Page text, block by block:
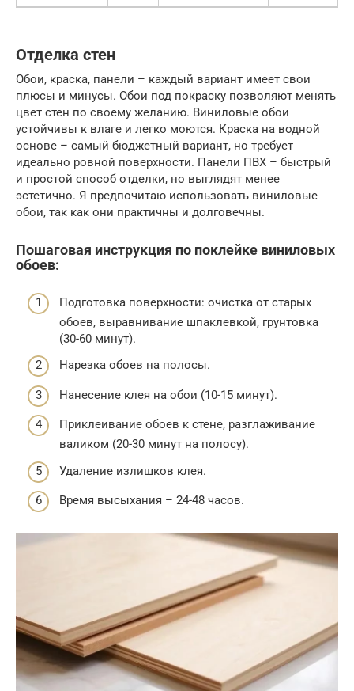
Отделка стен
Обои, краска, панели – каждый вариант имеет свои
плюсы и минусы. Обои под покраску позволяют менять
цвет стен по своему желанию. Виниловые обои
устойчивы к влаге и легко моются. Краска на водной
основе – самый бюджетный вариант, но требует
идеально ровной поверхности. Панели ПВХ – быстрый
и простой способ отделки, но выглядят менее
эстетично. Я предпочитаю использовать виниловые
обои, так как они практичны и долговечны.
Пошаговая инструкция по поклейке виниловых
обоев:
Подготовка поверхности: очистка от старых
обоев, выравнивание шпаклевкой, грунтовка
(30-60 минут).
Нарезка обоев на полосы.
Нанесение клея на обои (10-15 минут).
Приклеивание обоев к стене, разглаживание
валиком (20-30 минут на полосу).
Удаление излишков клея.
Время высыхания – 24-48 часов.